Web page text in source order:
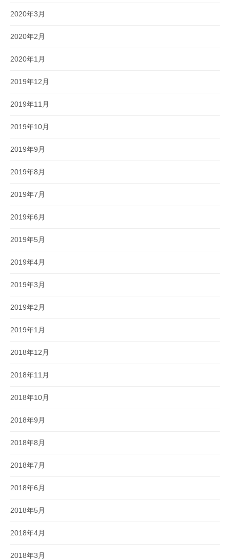
2020年3月
2020年2月
2020年1月
2019年12月
2019年11月
2019年10月
2019年9月
2019年8月
2019年7月
2019年6月
2019年5月
2019年4月
2019年3月
2019年2月
2019年1月
2018年12月
2018年11月
2018年10月
2018年9月
2018年8月
2018年7月
2018年6月
2018年5月
2018年4月
2018年3月